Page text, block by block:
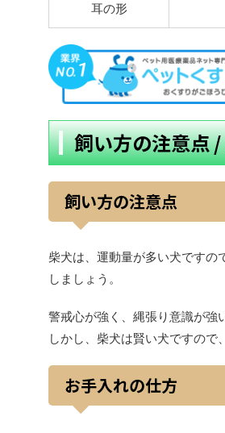
耳の形
飼い方の注意点
飼い方の注意点
柴犬は、運動量が多い犬ですの
しましょう。
警戒心が強く、縄張り意識が強
しかし、柴犬は賢い犬ですので
お手入れの仕方